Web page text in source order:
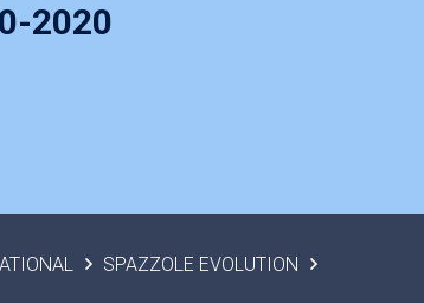
2020
SPAZZOLE EVOLUTION